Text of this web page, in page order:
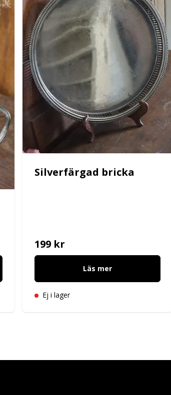
Silverfärgad bricka
199 kr
Läs mer
Ej i lager